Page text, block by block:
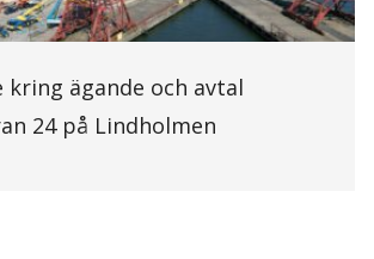
kring ägande och avtal
24 på Lindholmen